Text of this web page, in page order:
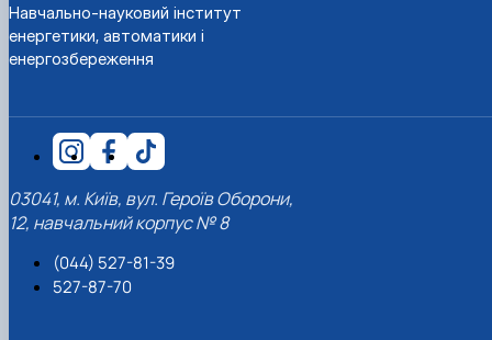
Навчально-науковий інститут
енергетики, автоматики і
енергозбереження
03041, м. Київ, вул. Героїв Оборони,
12, навчальний корпус № 8
(044) 527-81-39
527-87-70